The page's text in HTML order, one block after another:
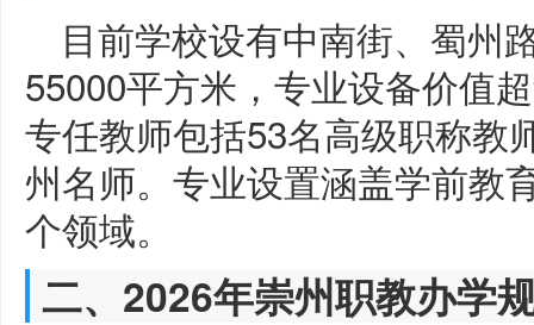
目前学校设有中南街、蜀州
55000平方米，专业设备价值
专任教师包括53名高级职称教
州名师。专业设置涵盖学前教
个领域。
二、2026年崇州职教办学